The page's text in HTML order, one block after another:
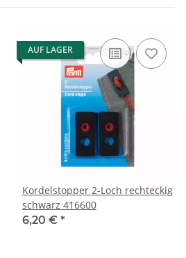
AUF LAGER
Kordelstopper 2-Loch rechteckig
schwarz 416600
6,20 € *